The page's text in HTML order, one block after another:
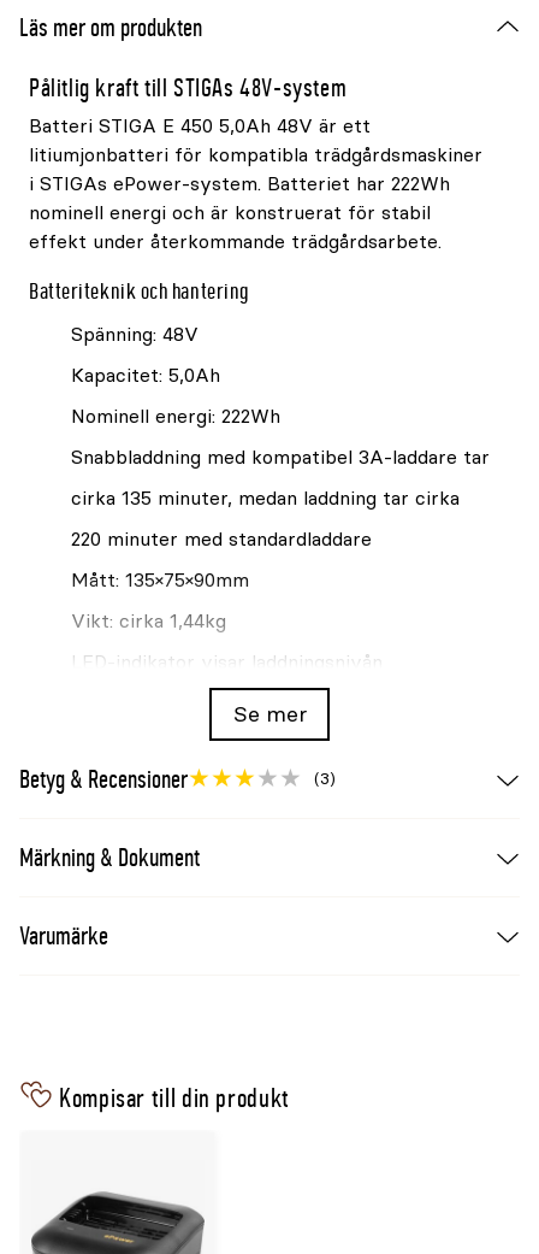
Läs mer om produkten
Pålitlig kraft till STIGAs 48V-system
Batteri STIGA E 450 5,0Ah 48V är ett
litiumjonbatteri för kompatibla trädgårdsmaskiner
i STIGAs ePower-system. Batteriet har 222Wh
nominell energi och är konstruerat för stabil
effekt under återkommande trädgårdsarbete.
Batteriteknik och hantering
Spänning: 48V
Kapacitet: 5,0Ah
Nominell energi: 222Wh
Snabbladdning med kompatibel 3A-laddare tar
cirka 135 minuter, medan laddning tar cirka
220 minuter med standardladdare
Mått: 135×75×90mm
Vikt: cirka 1,44kg
LED-indikator visar laddningsnivån
Snabbfrigöring och textilhandtag förenklar
byte och transport
Cellernas luftavstånd bidrar till passiv kylning
48V-maskiner och laddare. Förvara det torrt och
Batteri STIGA E 420 2,0Ah
Batteri STIGA E 475 7,5Ah
Se mer
Betyg & Recensioner (3)
Märkning & Dokument
Varumärke
Kompisar till din produkt